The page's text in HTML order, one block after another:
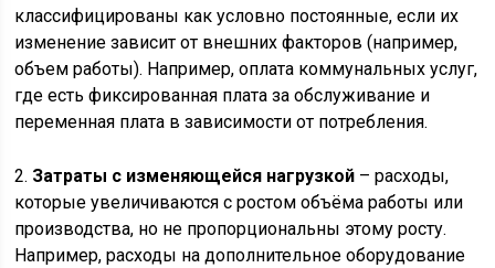
классифицированы как условно постоянные, если их
изменение зависит от внешних факторов (например,
объем работы). Например, оплата коммунальных услуг,
где есть фиксированная плата за обслуживание и
переменная плата в зависимости от потребления.
2. Затраты с изменяющейся нагрузкой – расходы,
которые увеличиваются с ростом объёма работы или
производства, но не пропорциональны этому росту.
Например, расходы на дополнительное оборудование